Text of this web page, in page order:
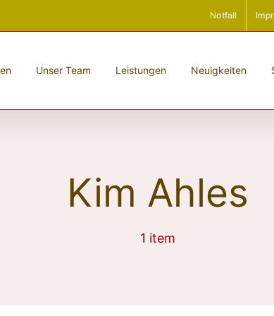
Notfall
Unser Team Leistungen Neuigkeiten
Kim Ahles
1 item